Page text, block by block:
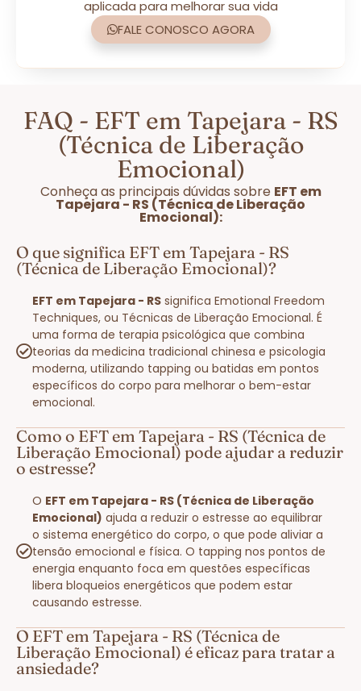
aplicada para melhorar sua vida
FALE CONOSCO AGORA
FAQ - EFT em Tapejara - RS
(Técnica de Liberação
Emocional)
Conheça as principais dúvidas sobre EFT em
Tapejara - RS (Técnica de Liberação
Emocional):
O que significa EFT em Tapejara - RS
(Técnica de Liberação Emocional)?
EFT em Tapejara - RS significa Emotional Freedom
Techniques, ou Técnicas de Liberação Emocional. É
uma forma de terapia psicológica que combina
teorias da medicina tradicional chinesa e psicologia
moderna, utilizando tapping ou batidas em pontos
específicos do corpo para melhorar o bem-estar
emocional.
Como o EFT em Tapejara - RS (Técnica de
Liberação Emocional) pode ajudar a reduzir
o estresse?
O EFT em Tapejara - RS (Técnica de Liberação
Emocional) ajuda a reduzir o estresse ao equilibrar
o sistema energético do corpo, o que pode aliviar a
tensão emocional e física. O tapping nos pontos de
energia enquanto foca em questões específicas
libera bloqueios energéticos que podem estar
causando estresse.
O EFT em Tapejara - RS (Técnica de
Liberação Emocional) é eficaz para tratar a
ansiedade?